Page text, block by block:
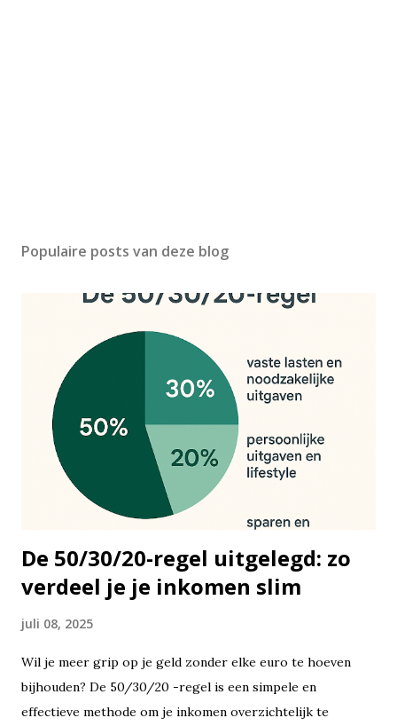
Populaire posts van deze blog
De 50/30/20-regel uitgelegd: zo
verdeel je je inkomen slim
juli 08, 2025
Wil je meer grip op je geld zonder elke euro te hoeven
bijhouden? De 50/30/20 -regel is een simpele en
effectieve methode om je inkomen overzichtelijk te